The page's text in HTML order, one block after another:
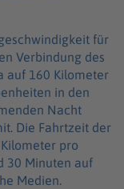
für
Verbindung des
auf 160 Kilometer
in den
Nacht
Die Fahrtzeit der
pro
30 Minuten auf
Medien.